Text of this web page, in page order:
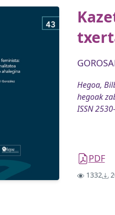
Hegoa,
hegoak
ISSN
PDF
1332